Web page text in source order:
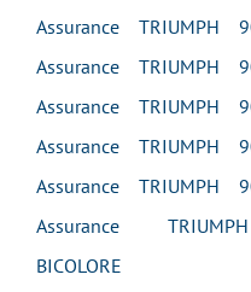
Assurance TRIUMPH
Assurance TRIUMPH
Assurance TRIUMPH
Assurance TRIUMPH
Assurance TRIUMPH
Assurance
BICOLORE